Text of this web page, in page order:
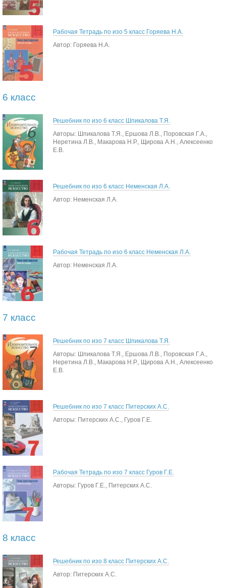
Рабочая Тетрадь по изо 5 класс Горяева Н.А.
Автор: Горяева Н.А.
6 класс
Решебник по изо 6 класс Шпикалова Т.Я.
Авторы: Шпикалова Т.Я., Ершова Л.В., Поровская Г.А.,
Неретина Л.В., Макарова Н.Р., Щирова А.Н., Алексеенко
Е.В.
Решебник по изо 6 класс Неменская Л.А.
Автор: Неменская Л.А.
Рабочая Тетрадь по изо 6 класс Неменская Л.А.
Автор: Неменская Л.А.
7 класс
Решебник по изо 7 класс Шпикалова Т.Я.
Авторы: Шпикалова Т.Я., Ершова Л.В., Поровская Г.А.,
Неретина Л.В., Макарова Н.Р., Щирова А.Н., Алексеенко
Е.В.
Решебник по изо 7 класс Питерских А.С.
Авторы: Питерских А.С., Гуров Г.Е.
Рабочая Тетрадь по изо 7 класс Гуров Г.Е.
Авторы: Гуров Г.Е., Питерских А.С.
8 класс
Решебник по изо 8 класс Питерских А.С.
Автор: Питерских А.С.